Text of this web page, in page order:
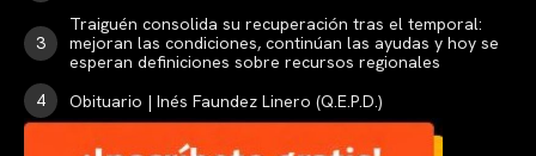
Traiguén consolida su recuperación tras el temporal:
mejoran las condiciones, continúan las ayudas y hoy se
esperan definiciones sobre recursos regionales
Obituario | Inés Faundez Linero (Q.E.P.D.)